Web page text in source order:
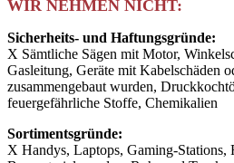
WIR NEHMEN NICHT:
Sicherheits- und Haftungsgründe:
X Sämtliche Sägen mit Motor,
Gasleitung, Geräte mit Kabelschäden
zusammengebaut wurden,
feuergefährliche Stoffe, Chemikalien
Sortimentsgründe:
X Handys, Laptops, Gaming-Stations,